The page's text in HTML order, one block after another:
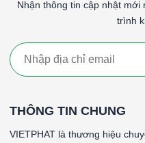
0,5A cầu chì (có thể đặt lại).
Phê duyệt của cơ quan:
NHIỆTSERIES TDFS2 –
Nhận thông tin cập nhật
trình
THÔNG TIN CHUNG
VIETPHAT là thương hiệu